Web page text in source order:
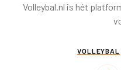
Volleybal.nl is hét
VOLLEYBAL